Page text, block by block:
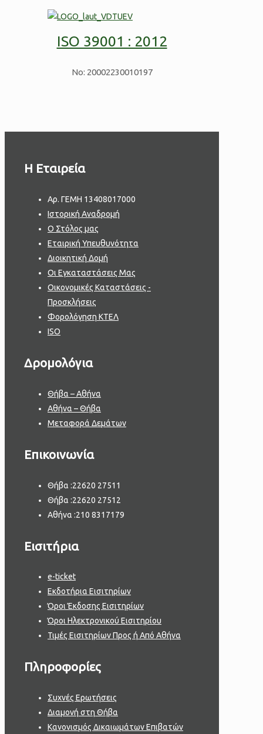
ISO 39001 : 2012
No: 20002230010197
H Εταιρεία
Aρ. ΓΕΜΗ 13408017000
Ιστορική Αναδρομή
Ο Στόλος μας
Εταιρική Υπευθυνότητα
Διοικητική Δομή
Οι Εγκαταστάσεις Μας
Οικονομικές Καταστάσεις -
Προσκλήσεις
Φορολόγηση ΚΤΕΛ
ISO
Δρομολόγια
Θήβα – Αθήνα
Αθήνα – Θήβα
Μεταφορά Δεμάτων
Επικοινωνία
Θήβα :22620 27511
Θήβα :22620 27512
Αθήνα :210 8317179
Εισιτήρια
e-ticket
Εκδοτήρια Εισιτηρίων
Όροι Έκδοσης Εισιτηρίων
Όροι Ηλεκτρονικού Εισιτηρίου
Τιμές Εισιτηρίων Προς ή Από Αθήνα
Πληροφορίες
Συχνές Ερωτήσεις
Διαμονή στη Θήβα
Κανονισμός Δικαιωμάτων Επιβατών